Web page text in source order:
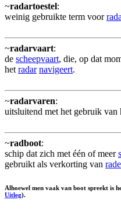
~radartoestel:
weinig gebruikte term voor
~radarvaart:
de scheepvaart, die, op dat
het radar navigeert.
~radarvaren:
uitsluitend met het gebruik van
~radboot:
schip dat zich met één of meer
gebruikt als verkorting van
Alhoewel men vaak van boot spreekt is
Uitleg).